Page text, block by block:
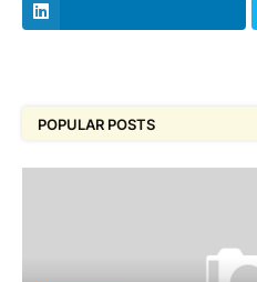
POPULAR POSTS